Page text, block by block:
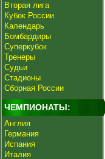
Вторая лига
Кубок России
Календарь
Бомбардиры
Суперкубок
Тренеры
Судьи
Стадионы
Сборная России
ЧЕМПИОНАТЫ:
Англия
Германия
Испания
Италия